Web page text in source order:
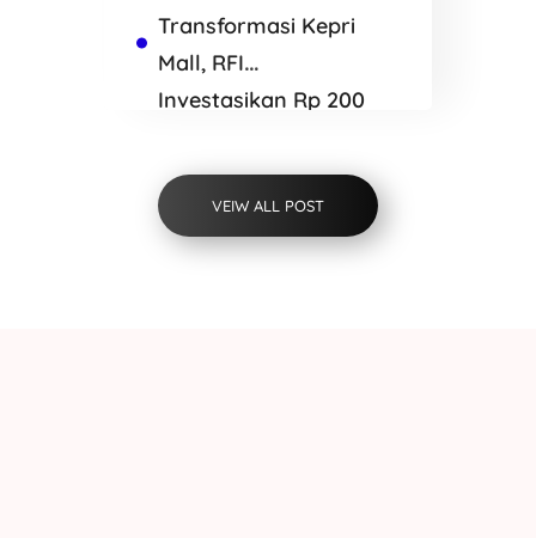
Transformasi Kepri
Mall, RFI
Investasikan Rp 200
SQUARE Batam
VEIW ALL POST